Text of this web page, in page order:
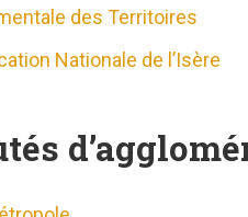
des Territoires
Nationale de l’Isère